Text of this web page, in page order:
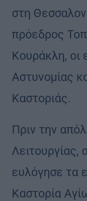
στη
πρόεδρος
Κουράκλη, οι
Αστυνομίας
Καστοριάς.
Πριν την
ευλόγησε τα
Καστορία